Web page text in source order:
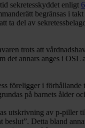
sekretesskyddet enligt
begränsas i
ta del av
trots att
annars anges i OSL
föreligger i
på barnets ålder
utskrivning av p-
Detta bland